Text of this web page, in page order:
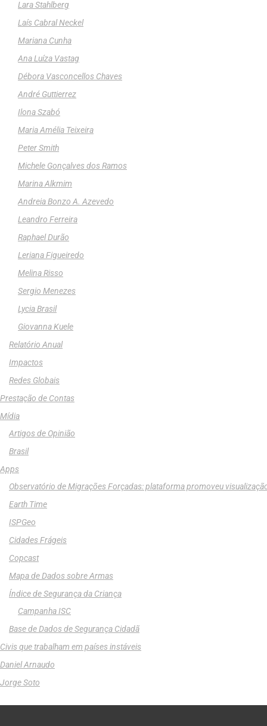
Lara Stahlberg
Laís Cabral Neckel
Mariana Cunha
Ana Luíza Vastag
Débora Vasconcellos Chaves
André Guttierrez
Ilona Szabó
Maria Amélia Teixeira
Peter Smith
Michele Gonçalves dos Ramos
Marina Alkmim
Andreia Bonzo A. Azevedo
Leandro Ferreira
Raphael Durão
Leriana Figueiredo
Melina Risso
Sergio Menezes
Lycia Brasil
Giovanna Kuele
Relatório Anual
Impactos
Redes Globais
Prestação de Contas
Mídia
Artigos de Opinião
Brasil
Apps
Observatório de Migrações Forçadas: plataforma promoveu
Earth Time
ISPGeo
Cidades Frágeis
Copcast
Mapa de Dados sobre Armas
Índice de Segurança da Criança
Campanha ISC
Base de Dados de Segurança Cidadã
Civis que trabalham em países instáveis
Daniel Arnaudo
Jorge Soto